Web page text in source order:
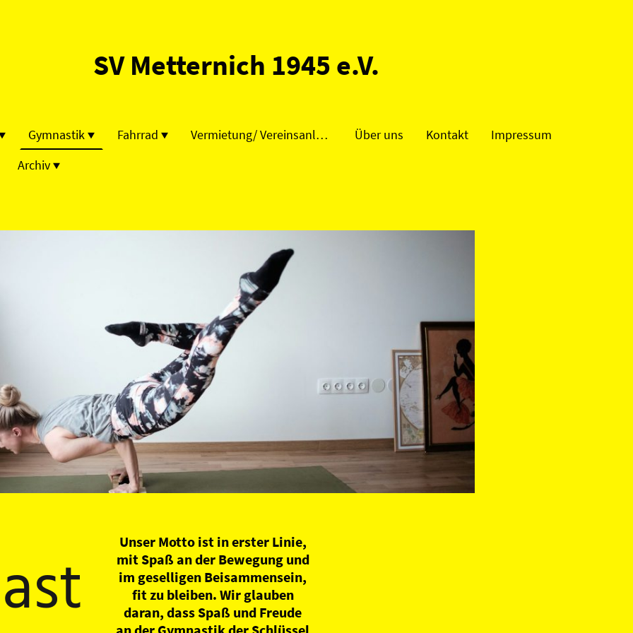
SV Metternich 1945 e.V.
Gymnastik Fahrrad Vermietung/ Vereinsanlage Über uns Kontakt
Impressum
Archiv
Unser Motto ist in erster Linie,
mit Spaß an der Bewegung und
im geselligen Beisammensein,
fit zu bleiben. Wir glauben
daran, dass Spaß und Freude